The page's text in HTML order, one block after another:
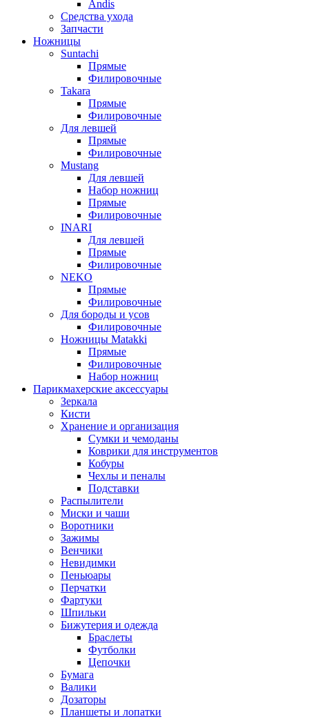
Andis
Средства ухода
Запчасти
Ножницы
Suntachi
Прямые
Филировочные
Takara
Прямые
Филировочные
Для левшей
Прямые
Филировочные
Mustang
Для левшей
Набор ножниц
Прямые
Филировочные
INARI
Для левшей
Прямые
Филировочные
NEKO
Прямые
Филировочные
Для бороды и усов
Филировочные
Ножницы Matakki
Прямые
Филировочные
Набор ножниц
Парикмахерские аксессуары
Зеркала
Кисти
Хранение и организация
Сумки и чемоданы
Коврики для инструментов
Кобуры
Чехлы и пеналы
Подставки
Распылители
Миски и чаши
Воротники
Зажимы
Венчики
Невидимки
Пеньюары
Перчатки
Фартуки
Шпильки
Бижутерия и одежда
Браслеты
Футболки
Цепочки
Бумага
Валики
Дозаторы
Планшеты и лопатки